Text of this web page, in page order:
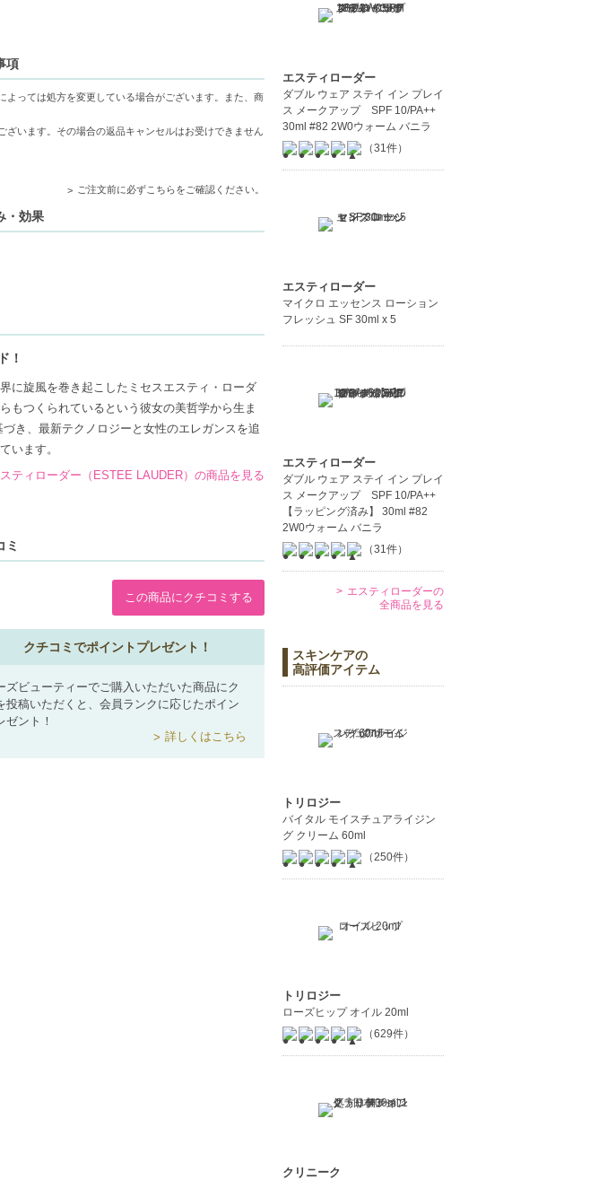
実現。
導きます。
。
項
っては処方を変更している場合がございます。また、商
います。その場合の返品キャンセルはお受けできません
ご注文前に必ずこちらをご確認ください。
・効果
！
に旋風を巻き起こしたミセスエスティ・ローダ
もつくられているという彼女の美哲学から生ま
き、最新テクノロジーと女性のエレガンスを追
います。
ティローダー（ESTEE LAUDER）の商品を見る
ミ
この商品にクチコミする
クチコミでポイントプレゼント！
ズビューティーでご購入いただいた商品にク
投稿いただくと、会員ランクに応じたポイン
ゼント！
詳しくはこちら
エスティローダー
ダブル ウェア ステイ イン プレイ
ス メークアップ SPF 10/PA++
30ml #82 2W0ウォーム バニラ
（31件）
エスティローダー
マイクロ エッセンス ローション
フレッシュ SF 30ml x 5
エスティローダー
ダブル ウェア ステイ イン プレイ
ス メークアップ SPF 10/PA++
【ラッピング済み】 30ml #82
2W0ウォーム バニラ
（31件）
エスティローダーの
全商品を見る
スキンケアの
高評価アイテム
トリロジー
バイタル モイスチュアライジン
グ クリーム 60ml
（250件）
トリロジー
ローズヒップ オイル 20ml
（629件）
クリニーク